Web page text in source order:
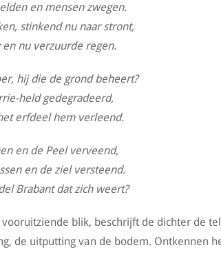
en mensen zwegen.
stinkend nu naar stront,
en nu verzuurde regen.
hij die de grond beheert?
held gedegradeerd,
erfdeel hem verleend.
en de Peel verveend,
en de ziel versteend.
Brabant dat zich weert?
blik, beschrijft de dichter de
de uitputting van de bodem. Ontkennen